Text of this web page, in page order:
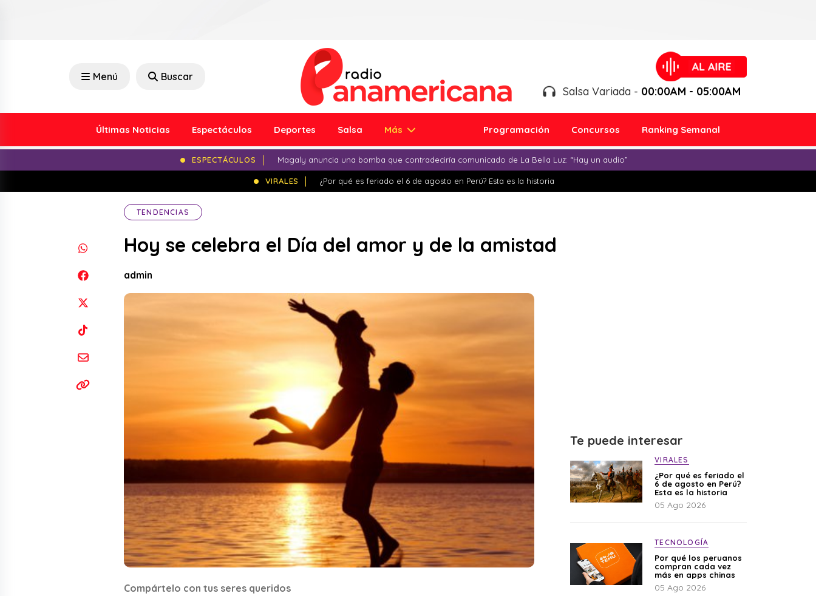
Menú Buscar
Salsa Variada - 00:00AM - 05:00AM
Últimas Noticias Espectáculos Deportes Salsa Más Programación Concursos Ranking Semanal
ESPECTÁCULOS Magaly anuncia una bomba que contradeciría comunicado de La Bella Luz: “Hay un audio”
VIRALES ¿Por qué es feriado el 6 de agosto en Perú? Esta es la historia
TENDENCIAS
Hoy se celebra el Día del amor y de la amistad
admin
Compártelo con tus seres queridos
Te puede interesar
VIRALES
¿Por qué es feriado el
6 de agosto en Perú?
Esta es la historia
05 Ago 2026
TECNOLOGÍA
Por qué los peruanos
compran cada vez
más en apps chinas
05 Ago 2026